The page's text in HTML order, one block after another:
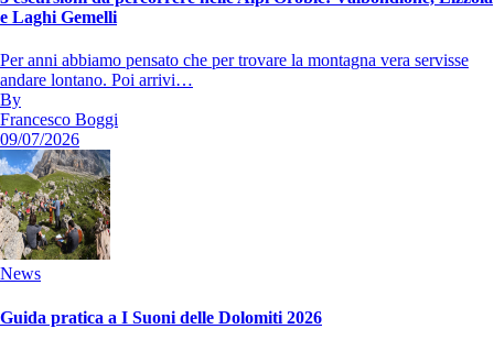
e Laghi Gemelli
Per anni abbiamo pensato che per trovare la montagna vera servisse
andare lontano. Poi arrivi…
By
Francesco Boggi
09/07/2026
News
Guida pratica a I Suoni delle Dolomiti 2026